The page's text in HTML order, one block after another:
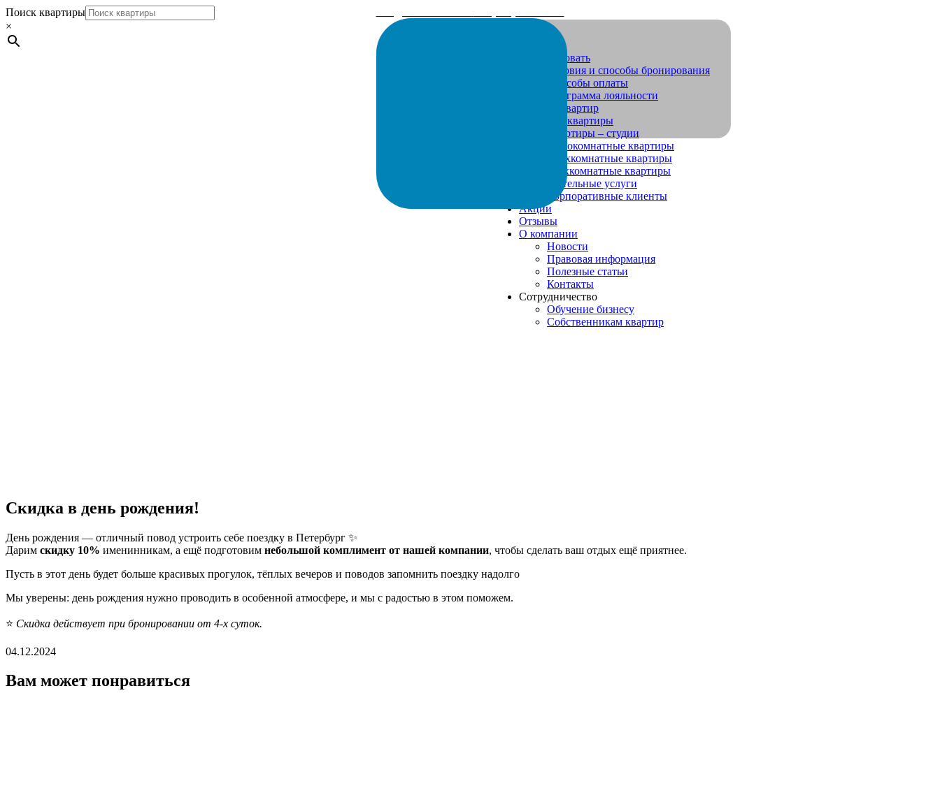
Забронировать
Условия и способы бронирования
Способы оплаты
Программа лояльности
Каталог квартир
Все квартиры
Квартиры – студии
Однокомнатные квартиры
Двухкомнатные квартиры
Трехкомнатные квартиры
Дополнительные услуги
Корпоративные клиенты
Акции
Отзывы
О компании
Новости
Правовая информация
Полезные статьи
Контакты
Сотрудничество
Обучение бизнесу
Собственникам квартир
Поиск квартиры
×
Скидка в день рождения!
День рождения — отличный повод устроить себе поездку в Петербург ✨
Дарим скидку 10% именинникам, а ещё подготовим небольшой комплимент от нашей компании, чтобы сделать ваш отдых ещё приятнее.
Пусть в этот день будет больше красивых прогулок, тёплых вечеров и поводов запомнить поездку надолго
Мы уверены: день рождения нужно проводить в особенной атмосфере, и мы с радостью в этом поможем.
⭐ Скидка действует при бронировании от 4-х суток.
04.12.2024
Вам может понравиться